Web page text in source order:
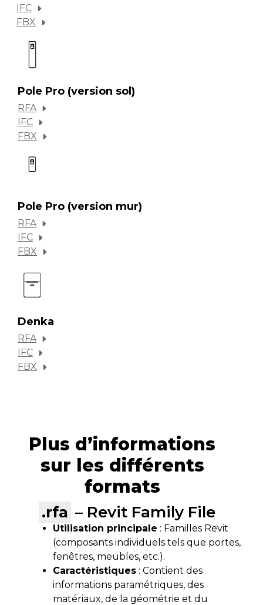
IFC
FBX
Pole Pro (version sol)
RFA
IFC
FBX
Pole Pro (version mur)
RFA
IFC
FBX
Denka
RFA
IFC
FBX
Plus d’informations
sur les différents
formats
.rfa – Revit Family File
Utilisation principale : Familles Revit
(composants individuels tels que portes,
fenêtres, meubles, etc.).
Caractéristiques : Contient des
informations paramétriques, des
matériaux, de la géométrie et du